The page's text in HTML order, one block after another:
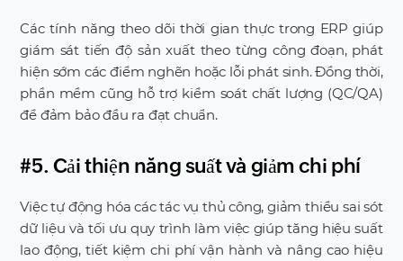
Các tính năng theo dõi thời gian thực trong ERP giúp
giám sát tiến độ sản xuất theo từng công đoạn, phát
hiện sớm các điểm nghẽn hoặc lỗi phát sinh. Đồng thời,
phần mềm cũng hỗ trợ kiểm soát chất lượng (QC/QA)
để đảm bảo đầu ra đạt chuẩn.
#5. Cải thiện năng suất và giảm chi phí
Việc tự động hóa các tác vụ thủ công, giảm thiểu sai sót
dữ liệu và tối ưu quy trình làm việc giúp tăng hiệu suất
lao động, tiết kiệm chi phí vận hành và nâng cao hiệu